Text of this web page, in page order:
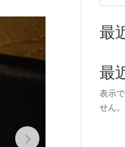
最
最
表示
せん。